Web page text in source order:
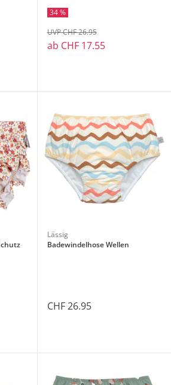
34 %
ab CHF 17.55
UVP CHF 26.95
Lässig
Badewindelhose Wellen
CHF 26.95